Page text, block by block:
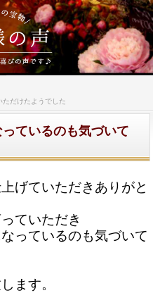
ただけたようでした
ているのも気づいて
げていただきありがと
ていただき
っているのも気づいて
ます。